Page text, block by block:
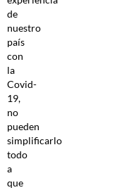
de
nuestro
país
con
la
Covid-
19,
no
pueden
simplificarlo
todo
a
que